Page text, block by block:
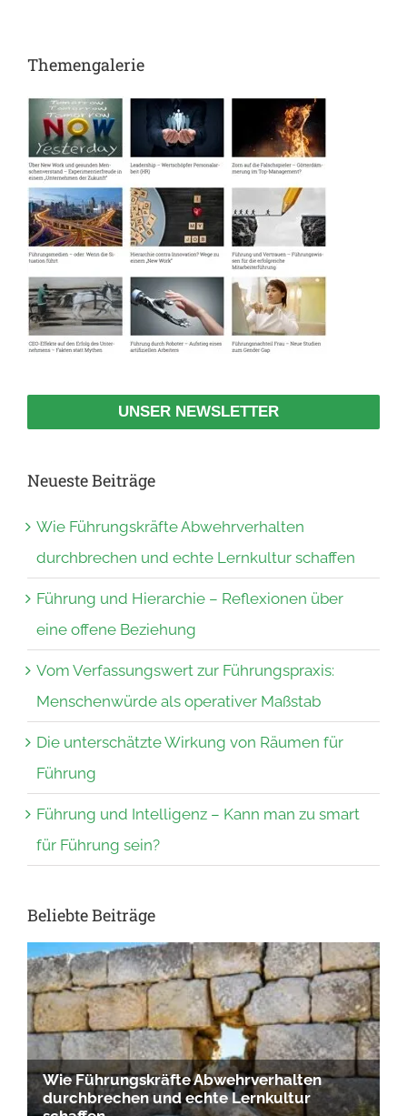
Themengalerie
UNSER NEWSLETTER
Neueste Beiträge
Wie Führungskräfte Abwehrverhalten
durchbrechen und echte Lernkultur schaffen
Führung und Hierarchie – Reflexionen über
eine offene Beziehung
Vom Verfassungswert zur Führungspraxis:
Menschenwürde als operativer Maßstab
Die unterschätzte Wirkung von Räumen für
Führung
Führung und Intelligenz – Kann man zu smart
für Führung sein?
Beliebte Beiträge